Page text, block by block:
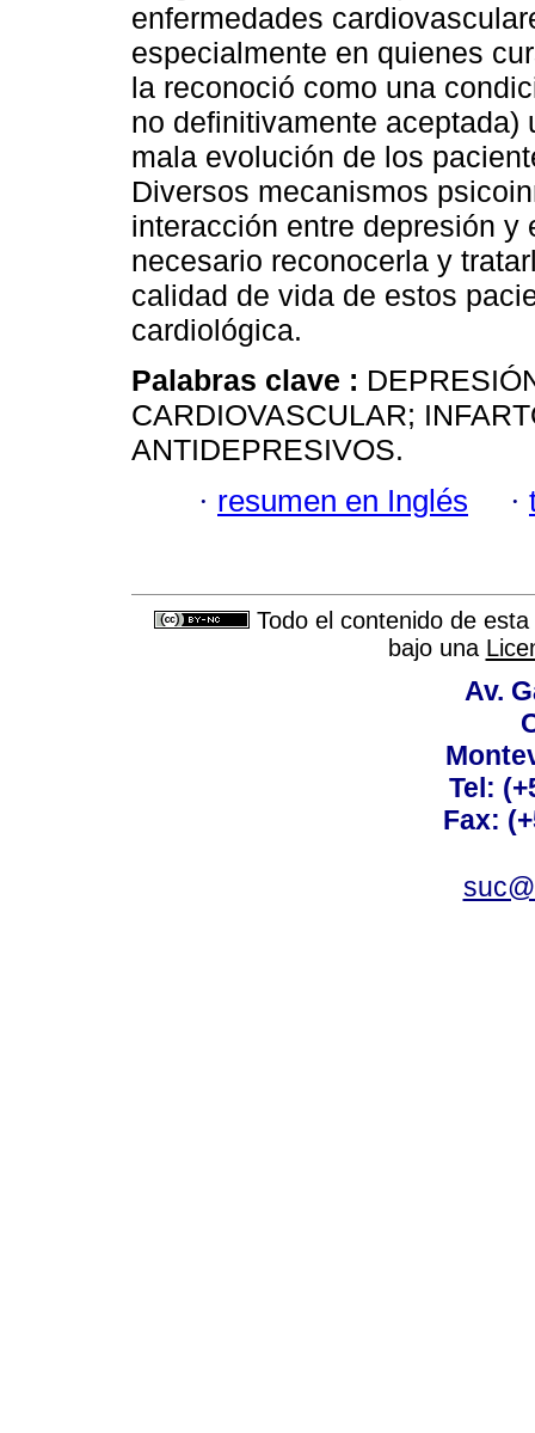
enfermedades
especialmente en quienes
la reconoció como una
no definitivamente aceptada)
mala evolución de los
Diversos mecanismos
interacción entre depresión y
necesario reconocerla y
calidad de vida de estos
cardiológica.
Palabras clave :
CARDIOVASCULAR;
ANTIDEPRESIVOS.
· resumen en Inglés ·
Todo el contenido de
bajo una
Av.
Tel:
Fax: